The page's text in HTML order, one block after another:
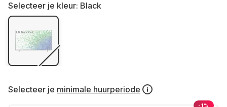
Selecteer je kleur: Black
Selecteer je minimale huurperiode
-1%